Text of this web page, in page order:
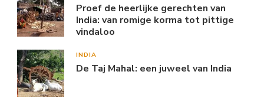
Proef de heerlijke gerechten van
India: van romige korma tot pittige
vindaloo
INDIA
De Taj Mahal: een juweel van India